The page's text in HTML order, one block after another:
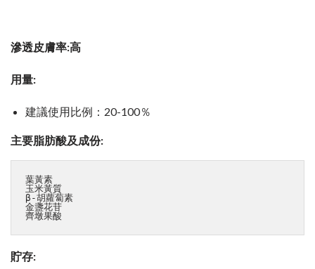
滲透皮膚率:高
用量:
建議使用比例：20-100％
主要脂肪酸及成份:
葉黃素
玉米黃質
β-胡蘿蔔素
金盞花苷
齊墩果酸
貯存: